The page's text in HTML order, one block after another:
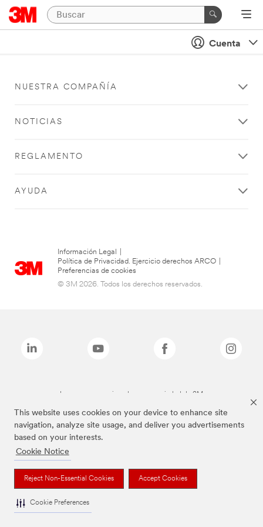
This website uses cookies on your device to enhance site
navigation, analyze site usage, and deliver you advertisements
based on your interests.
Cookie Notice
Reject Non-Essential Cookies Accept Cookies
Cookie Preferences
Cuenta
NUESTRA COMPAÑÍA
NOTICIAS
REGLAMENTO
AYUDA
Información Legal
Política de Privacidad. Ejercicio derechos ARCO
Preferencias de cookies
© 3M 2026. Todos los derechos reservados.
Las marcas mencionadas son propiedad de 3M